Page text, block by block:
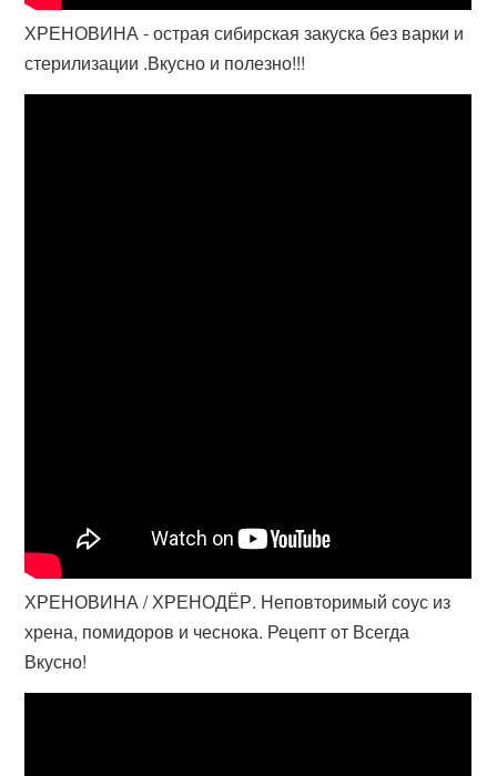
ХРЕНОВИНА - острая сибирская закуска без варки и
стерилизации .Вкусно и полезно!!!
ХРЕНОВИНА / ХРЕНОДЁР. Неповторимый соус из
хрена, помидоров и чеснока. Рецепт от Всегда
Вкусно!